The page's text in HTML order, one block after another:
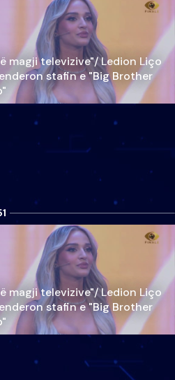
magji televizive"/ Ledion Liço
stafin e "Big Brother
magji televizive"/ Ledion Liço
stafin e "Big Brother